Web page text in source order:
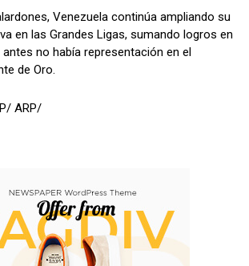
Venezuela continúa ampliando su
en las Grandes Ligas, sumando logros en
no había representación en el
de Oro.
ARP/